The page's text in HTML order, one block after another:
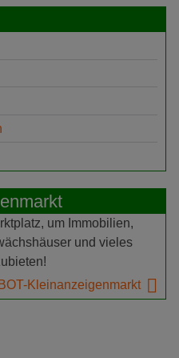
um Immobilien,
und vieles
Kleinanzeigenmarkt